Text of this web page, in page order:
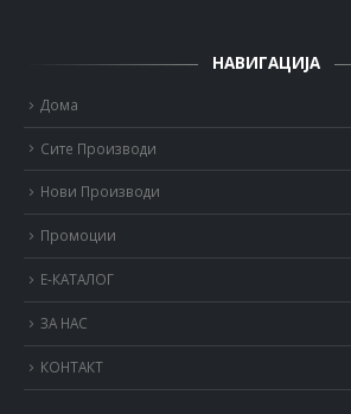
НАВИГАЦИЈА
Дома
Сите Производи
Нови Производи
Промоции
Е-КАТАЛОГ
ЗА НАС
КОНТАКТ